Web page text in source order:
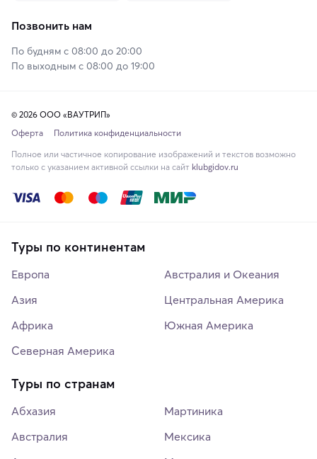
Позвонить нам
По будням с 08:00 до 20:00
По выходным с 08:00 до 19:00
© 2026 ООО «ВАУТРИП»
Оферта
Политика конфиденциальности
Полное или частичное копирование изображений и текстов возможно
только с указанием активной ссылки на сайт klubgidov.ru
Туры по континентам
Европа
Азия
Африка
Северная Америка
Австралия и Океания
Центральная Америка
Южная Америка
Туры по странам
Абхазия
Австралия
Мартиника
Мексика